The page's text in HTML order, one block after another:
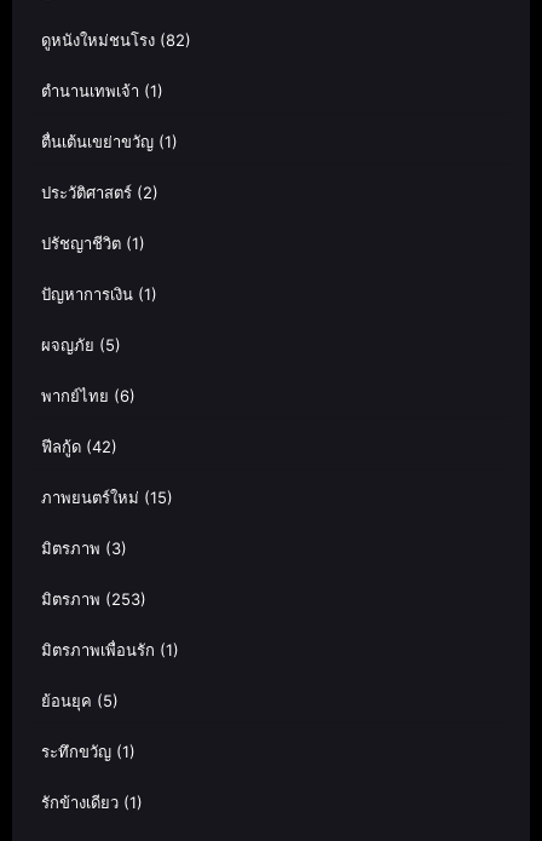
ดูหนังใหม่ชนโรง (82)
ตำนานเทพเจ้า (1)
ตื่นเต้นเขย่าขวัญ (1)
ประวัติศาสตร์ (2)
ปรัชญาชีวิต (1)
ปัญหาการเงิน (1)
ผจญภัย (5)
พากย์ไทย (6)
ฟีลกู้ด (42)
ภาพยนตร์ใหม่ (15)
มิตรภาพ (3)
มิตรภาพ (253)
มิตรภาพเพื่อนรัก (1)
ย้อนยุค (5)
ระทึกขวัญ (1)
รักข้างเดียว (1)